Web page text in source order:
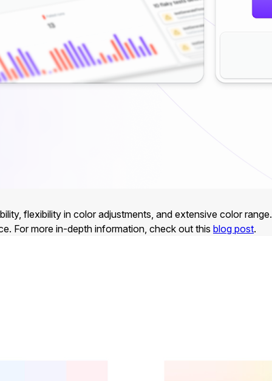
flexibility in color adjustments, and extensive color
For more in-depth information, check out this blog post.